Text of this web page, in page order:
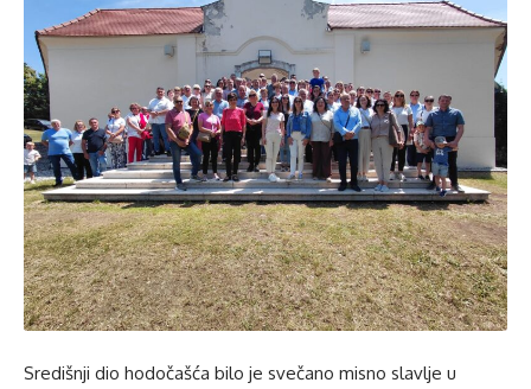
Središnji dio hodočašća bilo je svečano misno slavlje u